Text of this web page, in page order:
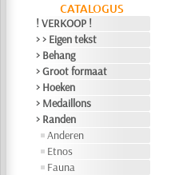
CATALOGUS
! VERKOOP !
> > Eigen tekst
> Behang
> Groot formaat
> Hoeken
> Medaillons
> Randen
Anderen
Etnos
Fauna